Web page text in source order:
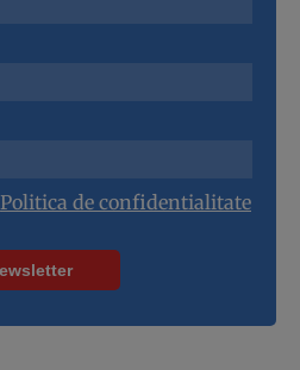
Politica de confidentialitate